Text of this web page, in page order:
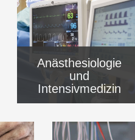
Anästhesiologie
und
Intensivmedizin